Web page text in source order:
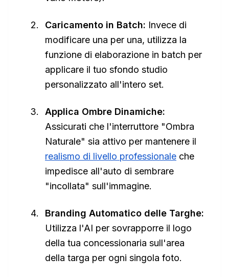
Caricamento in Batch: Invece di
modificare una per una, utilizza la
funzione di elaborazione in batch per
applicare il tuo sfondo studio
personalizzato all'intero set.
Applica Ombre Dinamiche:
Assicurati che l'interruttore "Ombra
Naturale" sia attivo per mantenere il
realismo di livello professionale che
impedisce all'auto di sembrare
"incollata" sull'immagine.
Branding Automatico delle Targhe:
Utilizza l'AI per sovrapporre il logo
della tua concessionaria sull'area
della targa per ogni singola foto.